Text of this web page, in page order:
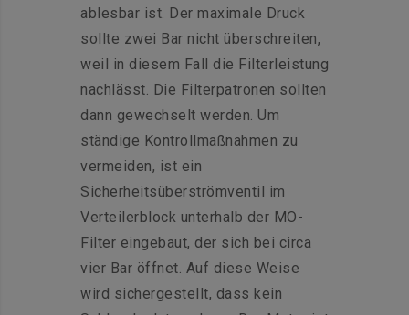
ablesbar ist. Der maximale Druck
sollte zwei Bar nicht überschreiten,
weil in diesem Fall die Filterleistung
nachlässt. Die Filterpatronen sollten
dann gewechselt werden. Um
ständige Kontrollmaßnahmen zu
vermeiden, ist ein
Sicherheitsüberströmventil im
Verteilerblock unterhalb der MO-
Filter eingebaut, der sich bei circa
vier Bar öffnet. Auf diese Weise
wird sichergestellt, dass kein